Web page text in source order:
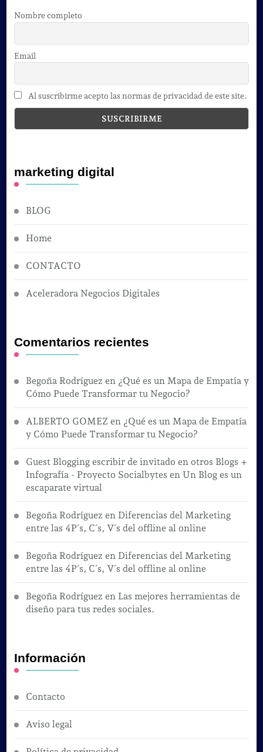
Nombre completo
Email
Al suscribirme acepto las normas de privacidad de este site.
marketing digital
BLOG
Home
CONTACTO
Aceleradora Negocios Digitales
Comentarios recientes
Begoña Rodríguez en ¿Qué es un Mapa de Empatía y
Cómo Puede Transformar tu Negocio?
ALBERTO GOMEZ en ¿Qué es un Mapa de Empatía
y Cómo Puede Transformar tu Negocio?
Guest Blogging escribir de invitado en otros Blogs +
Infografía - Proyecto Socialbytes en Un Blog es un
escaparate virtual
Begoña Rodríguez en Diferencias del Marketing
entre las 4P´s, C´s, V´s del offline al online
Begoña Rodríguez en Diferencias del Marketing
entre las 4P´s, C´s, V´s del offline al online
Begoña Rodríguez en Las mejores herramientas de
diseño para tus redes sociales.
Información
Contacto
Aviso legal